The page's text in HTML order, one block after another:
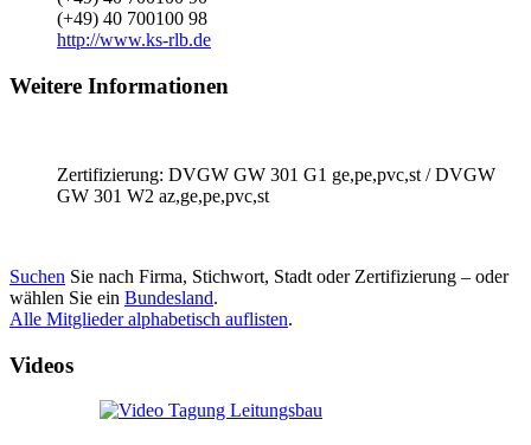
(+49) 40 700100 98
http://www.ks-rlb.de
Weitere Informationen
Zertifizierung: DVGW GW 301 G1 ge,pe,pvc,st / DVGW
GW 301 W2 az,ge,pe,pvc,st
Suchen Sie nach Firma, Stichwort, Stadt oder Zertifizierung – oder
wählen Sie ein Bundesland.
Alle Mitglieder alphabetisch auflisten.
Videos